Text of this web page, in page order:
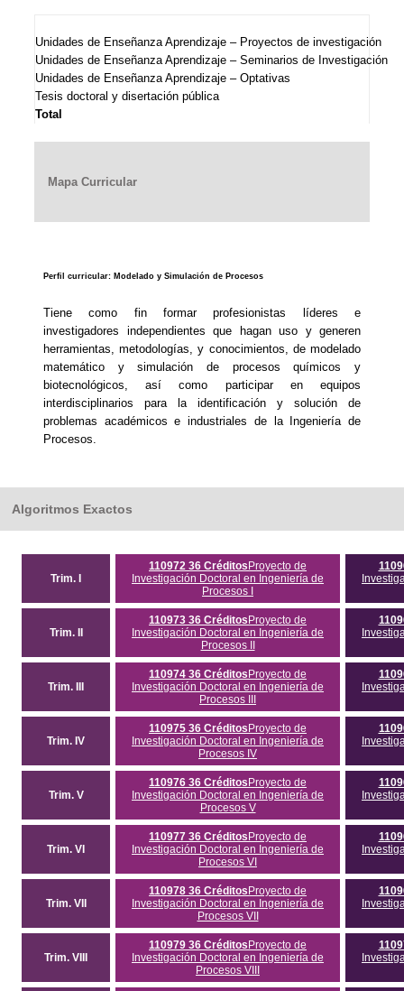
Unidades de Enseñanza Aprendizaje – Proyectos de investigación
Unidades de Enseñanza Aprendizaje – Seminarios de Investigación
Unidades de Enseñanza Aprendizaje – Optativas
Tesis doctoral y disertación pública
Total
Mapa Curricular
Perfil curricular: Modelado y Simulación de Procesos
Tiene como fin formar profesionistas líderes e
investigadores independientes que hagan uso y generen
herramientas, metodologías, y conocimientos, de modelado
matemático y simulación de procesos químicos y
biotecnológicos, así como participar en equipos
interdisciplinarios para la identificación y solución de
problemas académicos e industriales de la Ingeniería de
Procesos.
Algoritmos Exactos
Trim. I
110972 36 CréditosProyecto de
Investigación Doctoral en Ingeniería de
Procesos I
Trim. II
110973 36 CréditosProyecto de
Investigación Doctoral en Ingeniería de
Procesos II
Trim. III
110974 36 CréditosProyecto de
Investigación Doctoral en Ingeniería de
Procesos III
Trim. IV
110975 36 CréditosProyecto de
Investigación Doctoral en Ingeniería de
Procesos IV
Trim. V
110976 36 CréditosProyecto de
Investigación Doctoral en Ingeniería de
Procesos V
Trim. VI
110977 36 CréditosProyecto de
Investigación Doctoral en Ingeniería de
Procesos VI
Trim. VII
110978 36 CréditosProyecto de
Investigación Doctoral en Ingeniería de
Procesos VII
Trim. VIII
110979 36 CréditosProyecto de
Investigación Doctoral en Ingeniería de
Procesos VIII